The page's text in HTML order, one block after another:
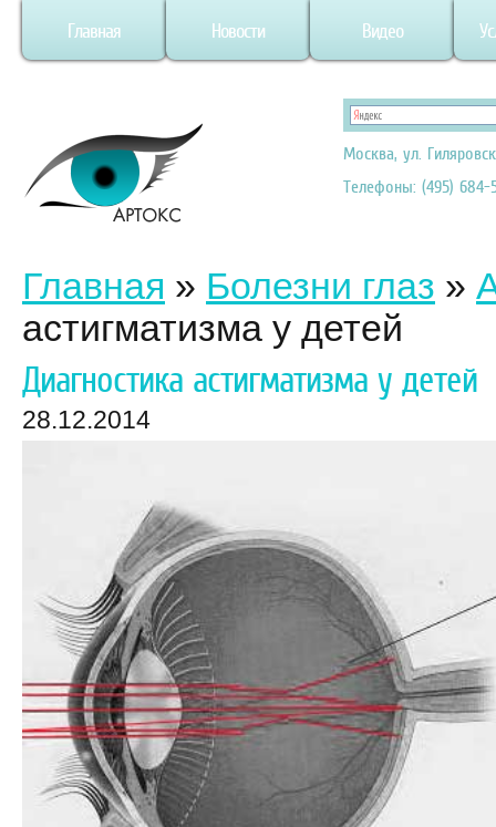
Главная Новости Видео
Москва, ул.
Телефоны: (495) 684-
Главная » Болезни глаз »
астигматизма у детей
Диагностика астигматизма у детей
28.12.2014